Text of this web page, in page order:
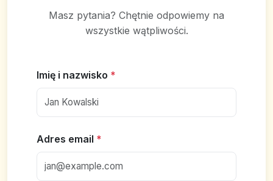
Masz pytania? Chętnie odpowiemy na
wszystkie wątpliwości.
Imię i nazwisko *
Adres email *